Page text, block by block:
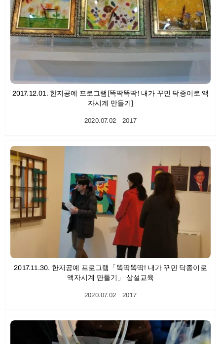
2017.12.01. 한지공예 프로그램[똑딱똑딱! 내가 꾸민 닥종이로 액
자시계 만들기]
2020.07.02ㆍ2017
2017.11.30. 한지공예 프로그램「똑딱똑딱! 내가 꾸민 닥종이로
액자시계 만들기」 상설교육
2020.07.02ㆍ2017